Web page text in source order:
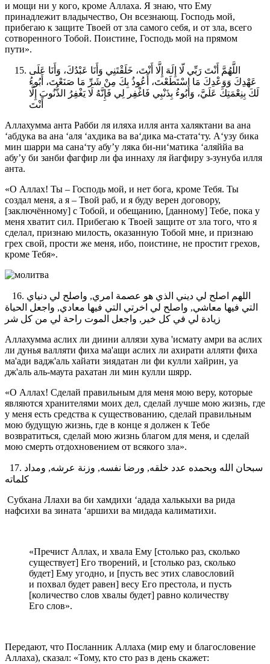
и мощи ни у кого, кроме Аллаха. Я знаю, что Ему
принадлежит владычество, Он всезнающ. Господь мой,
прибегаю к защите Твоей от зла самого себя, и от зла, всего
сотворенного Тобой. Поистине, Господь мой на прямом
пути».
اللَّهُمَّ أَنْتَ رَبِّي لّا إِلَهَ إِلَّا أَنْتَ، خَلَقْتَنِي وَأَنَا عَبْدُكَ، وَأَنَا عَلَى
عَهْدِكَ وَوَعْدِكَ مَا اسْتَطَعْتَ، أَعُوذُ بِكَ مِنْ شَرِّ مَا صَنَعْتَ، أَبُوءُ
لَكَ بِنِعْمَتِكَ عَلَيَّ، وَأَبُوءُ بِذَنْبِي فَاغْفِر لِي فَإِنَّهُ لَا يَغْفِرُ الذُّنُوبَ إِلَّا
أَنْتَ
Аллахумма анта Рабби ля иляха илля анта халяктани ва ана
‘абдука ва ана ‘аля ‘ахдика ва ва‘дика ма-стата‘ту. А‘узу бика
мин шарри ма сана‘ту абу’у ляка би-ни‘матика ‘аляййа ва
абу’у би занби фагфир ли фа иннаху ля йагфиру з-зунуба илля
анта.
«О Аллах! Ты – Господь мой, и нет бога, кроме Тебя. Ты
создал меня, а я – Твой раб, и я буду верен договору,
[заключённому] с Тобой, и обещанию, [данному] Тебе, пока у
меня хватит сил. Прибегаю к Твоей защите от зла того, что я
сделал, признаю милость, оказанную Тобой мне, и признаю
грех свой, прости же меня, ибо, поистине, не простит грехов,
кроме Тебя».
16. اللهم اصلح لي ديني الذي هو عصمة امري, واصلح لي دنياي
التي فيها معاشي, واصلح لي اخرتي التي فيها معادي, واجعل الحياة
زيادة لي في كل خير, واجعل الموت راحة لي من كل شر
Аллахумма аслих ли диини аллязи хува 'исмату амри ва аслих
ли дунья валляти фиха ма'ащи аслих ли ахирати алляти фиха
ма'ади вадж'аль хайати зиядатан ли фи кулли хайрин, уа
дж'аль аль-маута рахатан ли мин кулли шярр.
«О Аллах! Сделай правильным для меня мою веру, которые
являются хранителями моих дел, сделай лучше мою жизнь, где
у меня есть средства к существованию, сделай правильным
мою будущую жизнь, где в конце я должен к Тебе
возвратиться, сделай мою жизнь благом для меня, и сделай
мою смерть отдохновением от всякого зла».
17. سبحان الله وبحمده عدد خلقه, ورضا نفسه, وزنة عرشه, ومداد
كلماته
Субхана Ллахи ва би хамдихи ‘адада халькыхи ва рида
нафсихи ва зината ‘аршихи ва мидада калиматихи.
«Пречист Аллах, и хвала Ему [столько раз, сколько
существует] Его творений, и [столько раз, сколько
будет] Ему угодно, и [пусть вес этих славословий
и похвал будет равен] весу Его престола, и пусть
[количество слов хвалы будет] равно количеству
Его слов».
Передают, что Посланник Аллаха (мир ему и благословение
Аллаха), сказал: «Тому, кто сто раз в день скажет: